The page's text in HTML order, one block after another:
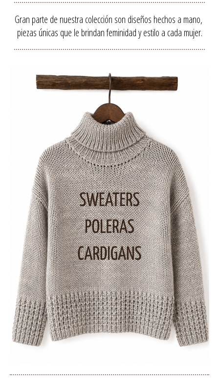
Gran parte de nuestra colección son diseños hechos a mano,
piezas únicas que le brindan feminidad y estilo a cada mujer.